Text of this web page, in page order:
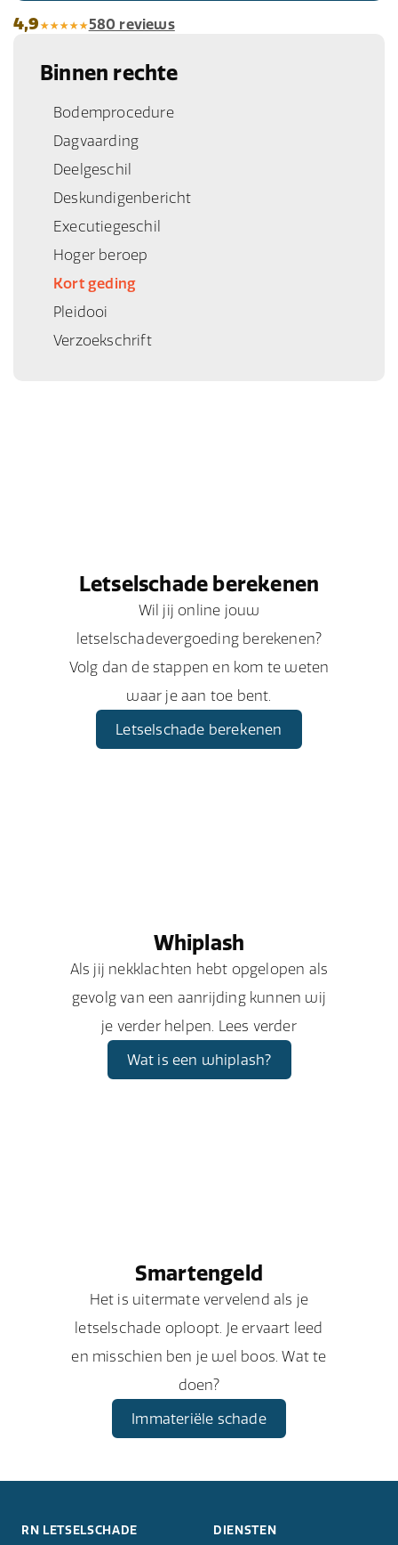
4,9 580 reviews
Binnen rechte
Bodemprocedure
Dagvaarding
Deelgeschil
Deskundigenbericht
Executiegeschil
Hoger beroep
Kort geding
Pleidooi
Verzoekschrift
Letselschade berekenen
Wil jij online jouw
letselschadevergoeding berekenen?
Volg dan de stappen en kom te weten
waar je aan toe bent.
Letselschade berekenen
Whiplash
Als jij nekklachten hebt opgelopen als
gevolg van een aanrijding kunnen wij
je verder helpen. Lees verder
Wat is een whiplash?
Smartengeld
Het is uitermate vervelend als je
letselschade oploopt. Je ervaart leed
en misschien ben je wel boos. Wat te
doen?
Immateriële schade
RN LETSELSCHADE DIENSTEN